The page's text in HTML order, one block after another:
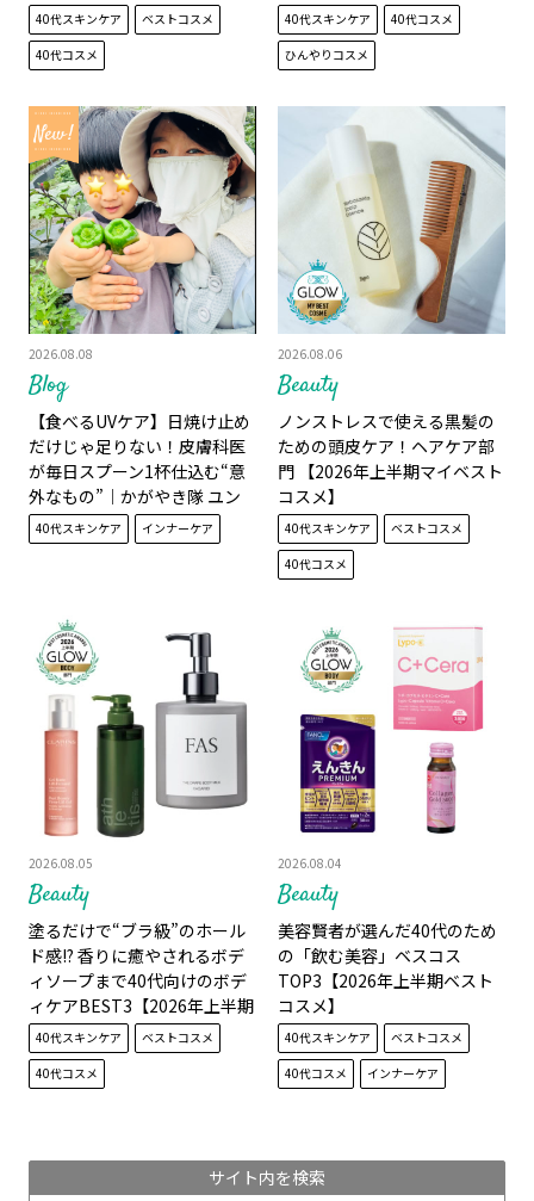
40代スキンケア
ベストコスメ
40代コスメ
40代スキンケア
40代コスメ
ひんやりコスメ
Blog
2026.08.08
【食べるUVケア】日焼け止め
だけじゃ足りない！皮膚科医
が毎日スプーン1杯仕込む“意
外なもの”│かがやき隊 ユン
ソニョン
40代スキンケア インナーケア
Beauty
2026.08.06
ノンストレスで使える黒髪の
ための頭皮ケア！ヘアケア部
門 【2026年上半期マイベスト
コスメ】
40代スキンケア
ベストコスメ
40代コスメ
Beauty
2026.08.05
塗るだけで“ブラ級”のホール
ド感!? 香りに癒やされるボデ
ィソープまで40代向けのボデ
ィケアBEST3【2026年上半期
ベストコスメ】
40代スキンケア
ベストコスメ
40代コスメ
Beauty
2026.08.04
美容賢者が選んだ40代のため
の「飲む美容」ベスコス
TOP3【2026年上半期ベスト
コスメ】
40代スキンケア
ベストコスメ
40代コスメ
インナーケア
サイト内を検索